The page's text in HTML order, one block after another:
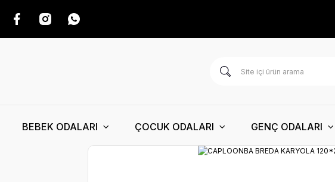
BEBEK ODALARI ÇOCUK ODALARI GENÇ ODALARI